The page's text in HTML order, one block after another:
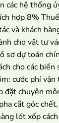
các hệ thống
hợp 8%
và khách
cho vật tư
sơ dự toán
cho các biến
cước phí vận
đặt chuyên
cắt góc
lót xốp